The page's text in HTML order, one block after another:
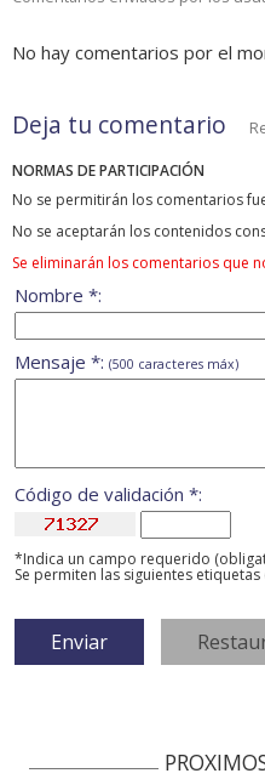
No hay comentarios por el
Deja tu comentario
NORMAS DE PARTICIPACIÓN
No se permitirán los comentarios
No se aceptarán los contenidos
Se eliminarán los comentarios que
Nombre *:
Mensaje *: (500 caracteres máx)
Código de validación *:
*Indica un campo requerido
Se permiten las siguientes